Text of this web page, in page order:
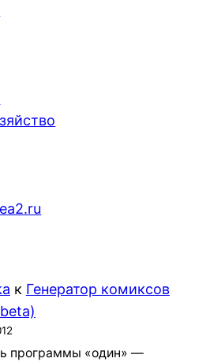
к Генератор комиксов
программы «один» —